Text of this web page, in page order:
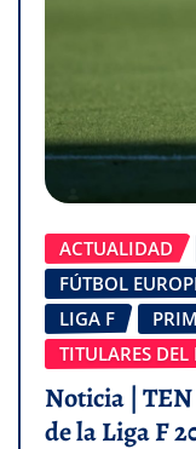
ACTUALIDAD
FÚTBOL
LIGA F
TITULARES
Noticia |
de la Liga F